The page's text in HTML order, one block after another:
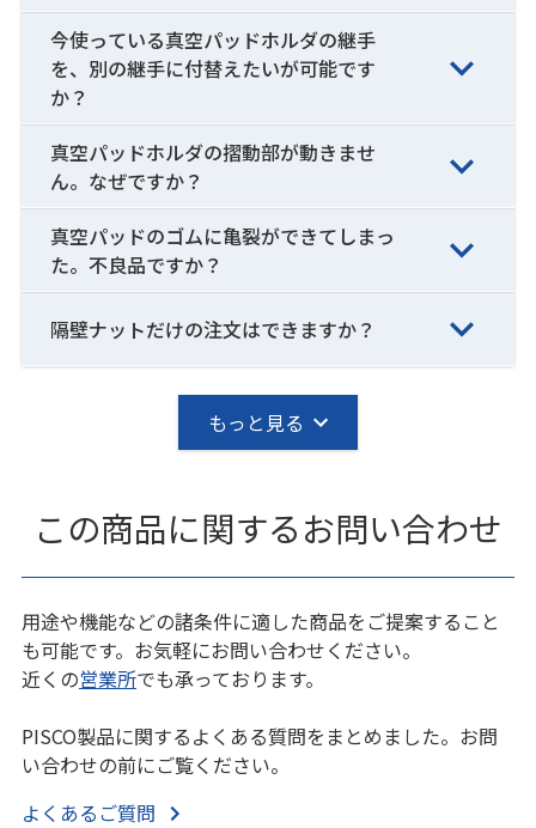
今使っている真空パッドホルダの継手
を、別の継手に付替えたいが可能です
か？
真空パッドホルダの摺動部が動きませ
ん。なぜですか？
真空パッドのゴムに亀裂ができてしまっ
た。不良品ですか？
隔壁ナットだけの注文はできますか？
もっと見る
この商品に関するお問い合わせ
用途や機能などの諸条件に適した商品をご提案すること
も可能です。お気軽にお問い合わせください。
近くの営業所でも承っております。
PISCO製品に関するよくある質問をまとめました。お問
い合わせの前にご覧ください。
よくあるご質問